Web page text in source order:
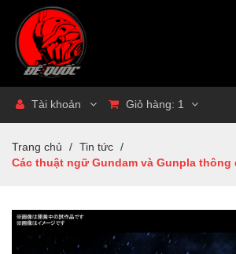
Tài khoản Giỏ hàng: 1
Trang chủ / Tin tức /
Các thuật ngữ Gundam và Gunpla